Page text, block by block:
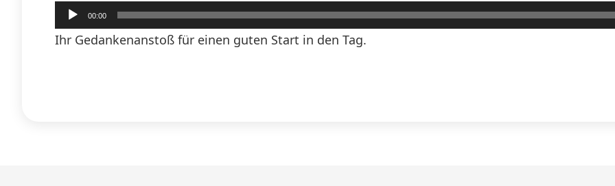
Audio-
Player
00:00
Ihr Gedankenanstoß für einen guten Start in den Tag.